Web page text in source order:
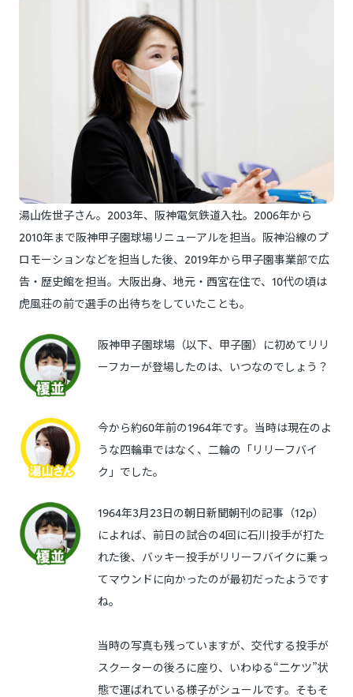
湯山佐世子さん。2003年、阪神電気鉄道入社。2006年から
2010年まで阪神甲子園球場リニューアルを担当。阪神沿線のプ
ロモーションなどを担当した後、2019年から甲子園事業部で広
告・歴史館を担当。大阪出身、地元・西宮在住で、10代の頃は
虎風荘の前で選手の出待ちをしていたことも。
阪神甲子園球場（以下、甲子園）に初めてリリ
ーフカーが登場したのは、いつなのでしょう？
今から約60年前の1964年です。当時は現在のよ
うな四輪車ではなく、二輪の「リリーフバイ
ク」でした。
1964年3月23日の朝日新聞朝刊の記事（12p）
によれば、前日の試合の4回に石川投手が打た
れた後、バッキー投手がリリーフバイクに乗っ
てマウンドに向かったのが最初だったようです
ね。
当時の写真も残っていますが、交代する投手が
スクーターの後ろに座り、いわゆる“二ケツ”状
態で運ばれている様子がシュールです。そもそ